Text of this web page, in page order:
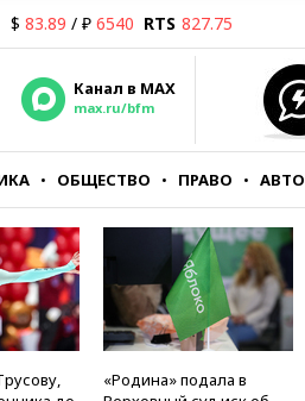
$ 83.89 / ₽ 6540 RTS 827.75
Канал в MAX
max.ru/bfm
ОБЩЕСТВО ПРАВО АВТО
«Родина» подала в